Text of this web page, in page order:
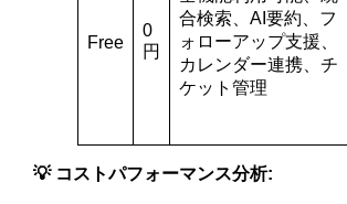
Free
0
円
合検索、AI要約、フ
ォローアップ支援、
カレンダー連携、チ
ケット管理
💡 コストパフォーマンス分析: